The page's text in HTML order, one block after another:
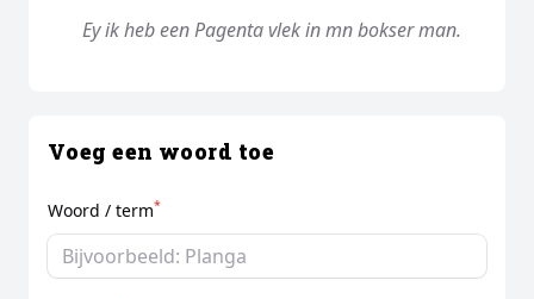
Ey ik heb een Pagenta vlek in mn bokser man.
Voeg een woord toe
Woord / term*